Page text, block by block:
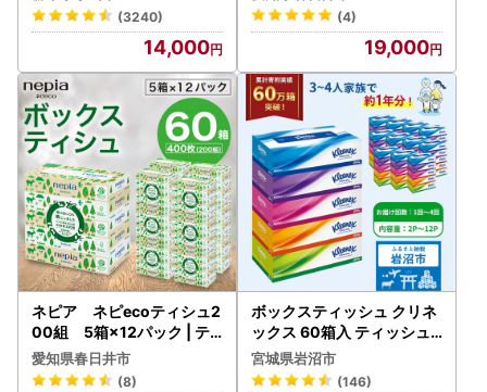
不可地域：離島・沖縄県】
【1256759】
(3240)
14,000
(4)
19,000
ネピア ネピecoティシュ2
00組 5箱×12パック | テ
ィッシュ ティッシュペーパ
ー
愛知県春日井市
(8)
ボックスティッシュ クリネ
ックス 60箱入 ティッシュ
ペーパー
宮城県岩沼市
(146)